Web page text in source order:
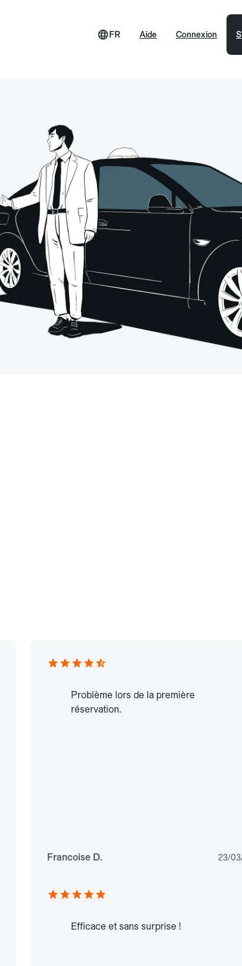
Aide
FR Connexion
Problème lors de la première
réservation.
Francoise D. 23/
Efficace et sans surprise !